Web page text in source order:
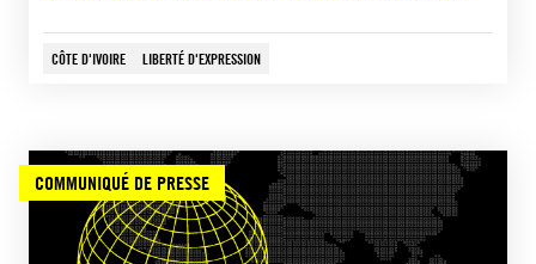
CÔTE D'IVOIRE LIBERTÉ D'EXPRESSION
COMMUNIQUÉ DE PRESSE